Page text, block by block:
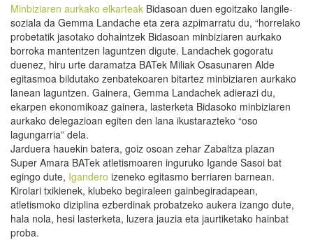
Minbiziaren aurkako elkarteak Bidasoan duen egoitzako langile-
soziala da Gemma Landache eta zera azpimarratu du, “horrelako
probetatik jasotako dohaintzek Bidasoan minbiziaren aurkako
borroka mantentzen laguntzen digute. Landachek gogoratu
duenez, hiru urte daramatza BATek Miliak Osasunaren Alde
egitasmoa bildutako zenbatekoaren bitartez minbiziaren aurkako
lanean laguntzen. Gainera, Gemma Landachek adierazi du,
ekarpen ekonomikoaz gainera, lasterketa Bidasoko minbiziaren
aurkako delegazioan egiten den lana ikustarazteko “oso
lagungarria” dela.
Jarduera hauekin batera, goiz osoan zehar Zabaltza plazan
Super Amara BATek atletismoaren inguruko Igande Sasoi bat
egingo dute, Igandero izeneko egitasmo berriaren barnean.
Kirolari txikienek, klubeko begiraleen gainbegiradapean,
atletismoko diziplina ezberdinak probatzeko aukera izango dute,
hala nola, hesi lasterketa, luzera jauzia eta jaurtiketako hainbat
proba.